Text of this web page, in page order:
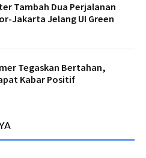
Tambah Dua Perjalanan
Jakarta Jelang UI Green
Tegaskan Bertahan,
Kabar Positif